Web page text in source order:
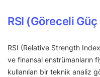
RSI (Göreceli
RSI (Relative Strength
ve finansal enstrümanların
kullanılan bir teknik analiz